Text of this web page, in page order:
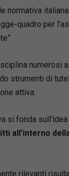
normativa
quadro per
numerosi
strumenti di
attiva.
si fonda
all’interno
rilevanti